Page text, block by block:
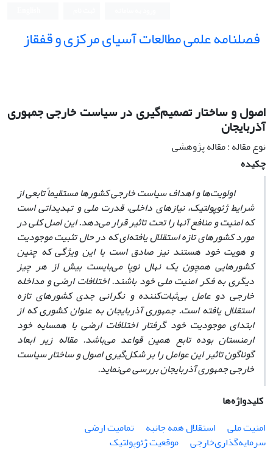
فصلنامه علمی مطالعات آسیای مرکزی و قفقاز
اصول و ساختار تصمیم‌گیری در سیاست خارجی جمهوری
آذربایجان
نوع مقاله : مقاله پژوهشی
چکیده
اولویت‌ها و اهداف سیاست خارجی کشورها مستقیماتابعی از
شرایط ژئوپولتیک، نیازهای داخلی، قدرت ملی و تهدیداتی است
که امنیت و منافع آنها را‌ تحت تاثیر قرار می‌‌‌دهد. این اصل ‌‌‌کلی در
مورد کشورهای تازه استقلال یافته‌‌‌ای که در حال تثبیت موجودیت
و هویت خود هستند نیز صادق است با این ویژگی که چنین
کشورهایی همچون یک نهال نوپا می‌بایست بیش از هر چیز
دیگری به فکر امنیت ملی خود باشند. اختلافات ارضی و مداخله
خارجی دو عامل بی‌‌ثبات‌کننده و نگرانی جدی کشورهای تازه
استقلال یافته است. جمهوری آذربایجان به عنوان کشوری که از
ابتدای موجودیت خود گرفتار اختلافات ارضی با همسایه خود
ارمنستان بوده تابع همین قواعد می‌باشد. مقاله زیر ابعاد
گوناگون تاثیر این عوامل را بر شکل‌گیری اصول و ساختار سیاست
خارجی جمهوری آذربایجان بررسی می‌نماید.
کلیدواژه‌ها
امنیت ملی
استقلال همه جانبه
تمامیت ارضی
سرمایه‌گذاری‌خارجی
موقعیت ژئوپولتیک